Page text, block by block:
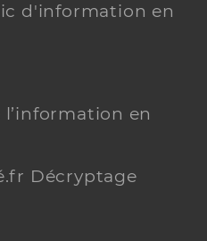
d'information en
en
Décryptage